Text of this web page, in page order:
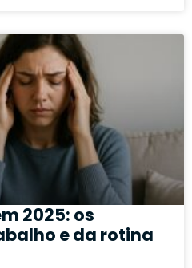
2025: os
e da rotina